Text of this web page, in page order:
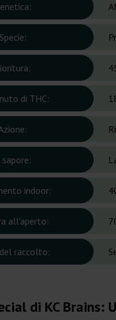
Specie:
di THC:
sapore:
indoor:
all'aperto:
raccolto:
di KC Brains: